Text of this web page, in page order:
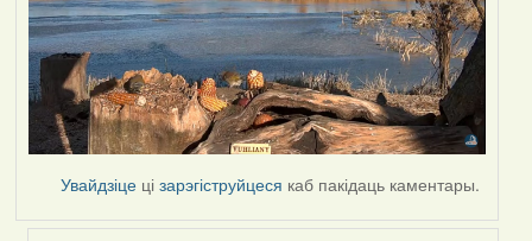
Увайдзіце цізарэгіструйцеся каб пакідаць каментары.